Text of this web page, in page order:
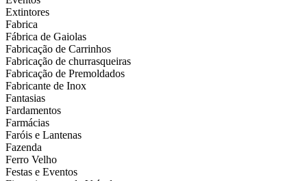
Extintores
Fabrica
Fábrica de Gaiolas
Fabricação de Carrinhos
Fabricação de churrasqueiras
Fabricação de Premoldados
Fabricante de Inox
Fantasias
Fardamentos
Farmácias
Faróis e Lantenas
Fazenda
Ferro Velho
Festas e Eventos